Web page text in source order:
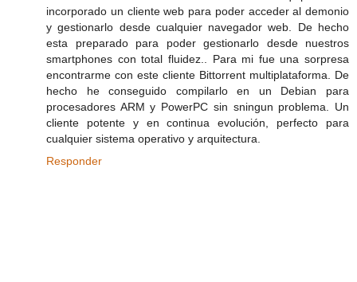
incorporado un cliente web para poder acceder al demonio
y gestionarlo desde cualquier navegador web. De hecho
esta preparado para poder gestionarlo desde nuestros
smartphones con total fluidez.. Para mi fue una sorpresa
encontrarme con este cliente Bittorrent multiplataforma. De
hecho he conseguido compilarlo en un Debian para
procesadores ARM y PowerPC sin sningun problema. Un
cliente potente y en continua evolución, perfecto para
cualquier sistema operativo y arquitectura.
Responder